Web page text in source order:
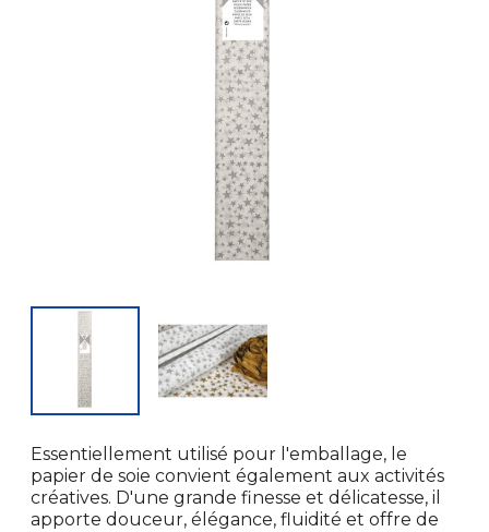
Essentiellement utilisé pour l'emballage, le
papier de soie convient également aux activités
créatives. D'une grande finesse et délicatesse, il
apporte douceur, élégance, fluidité et offre de